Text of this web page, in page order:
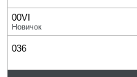
00VI
Новичок
036